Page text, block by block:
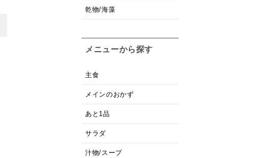
乾物/海藻
メニューから探す
主食
メインのおかず
あと1品
サラダ
汁物/スープ